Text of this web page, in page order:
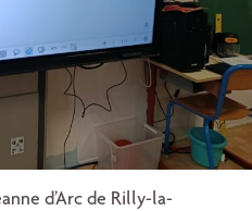
d’Arc de Rilly-la-